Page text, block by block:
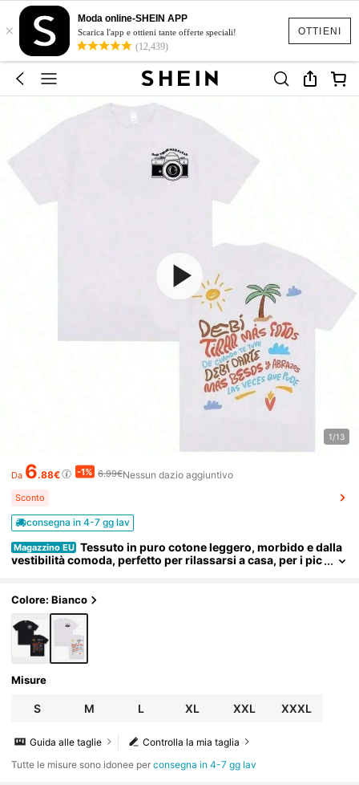
OTTIENI
×
Moda online-SHEIN APP
Scarica l'app e ottieni tante offerte speciali!
(12,439)
1/13
Da 6.88€ -1% 6.99€Nessun dazio aggiuntivo
Sconto
consegna in 4-7 gg lav
Magazzino EU Tessuto in puro cotone leggero, morbido e dalla
vestibilità comoda, perfetto per rilassarsi a casa, per i pic
Colore: Bianco
Misure
S M L XL XXL XXXL
Controlla la mia taglia
Guida alle taglie
Tutte le misure sono idonee perconsegna in 4-7 gg lav